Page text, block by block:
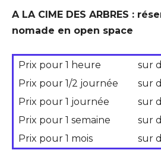
A LA CIME DES ARBRES :
nomade en open space
Prix pour 1 heure
sur
Prix pour 1/2 journée
sur
Prix pour 1 journée
sur
Prix pour 1 semaine
sur
Prix pour 1 mois
sur